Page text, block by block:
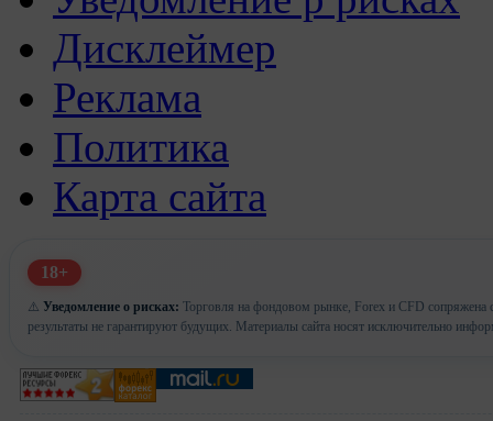
Дисклеймер
Реклама
Политика
Карта сайта
18+
⚠️ Уведомление о рисках: Торговля на фондовом рынке, Forex и CFD сопряжена
результаты не гарантируют будущих. Материалы сайта носят исключительно